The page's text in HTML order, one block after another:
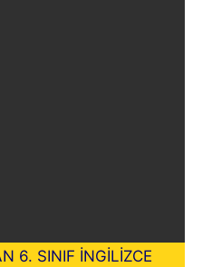
6. SINIF İNGİLİZCE